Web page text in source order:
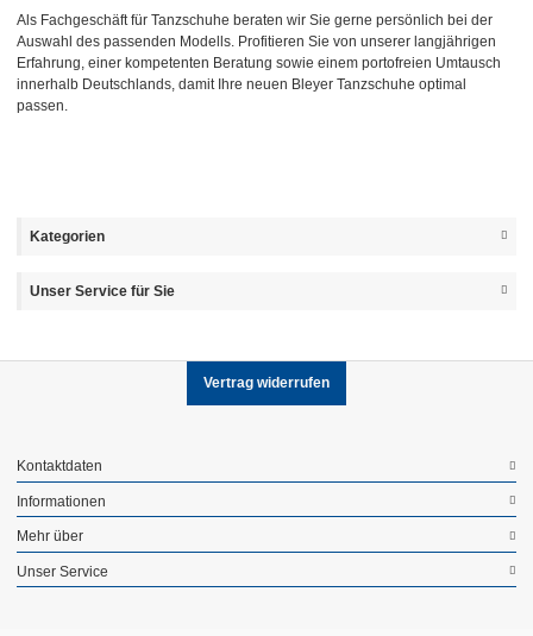
Als Fachgeschäft für Tanzschuhe beraten wir Sie gerne persönlich bei der
Auswahl des passenden Modells. Profitieren Sie von unserer langjährigen
Erfahrung, einer kompetenten Beratung sowie einem portofreien Umtausch
innerhalb Deutschlands, damit Ihre neuen Bleyer Tanzschuhe optimal
passen.
Kategorien
Unser Service für Sie
Vertrag widerrufen
Kontaktdaten
Informationen
Mehr über
Unser Service